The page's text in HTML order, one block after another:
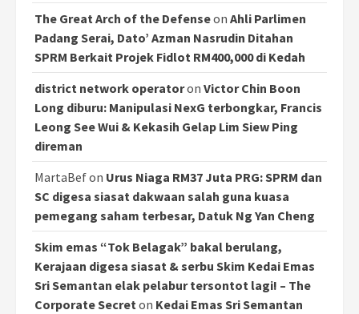
The Great Arch of the Defenseon Ahli Parlimen
Padang Serai, Dato’ Azman Nasrudin Ditahan
SPRM Berkait Projek Fidlot RM400,000 di Kedah
district network operatoron Victor Chin Boon
Long diburu: Manipulasi NexG terbongkar, Francis
Leong See Wui & Kekasih Gelap Lim Siew Ping
direman
MartaBefon Urus Niaga RM37 Juta PRG: SPRM dan
SC digesa siasat dakwaan salah guna kuasa
pemegang saham terbesar, Datuk Ng Yan Cheng
Skim emas “Tok Belagak” bakal berulang,
Kerajaan digesa siasat & serbu Skim Kedai Emas
Sri Semantan elak pelabur tersontot lagi! – The
Corporate Secret on Kedai Emas Sri Semantan